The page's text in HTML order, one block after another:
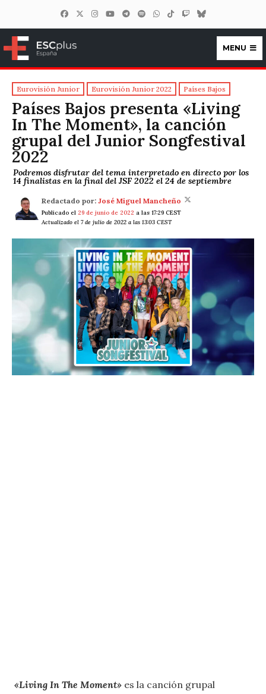
ESCplus España
MENU
Eurovisión Junior Eurovisión Junior 2022 Países Bajos
Países Bajos presenta «Living
In The Moment», la canción
grupal del Junior Songfestival
2022
Podremos disfrutar del tema interpretado en directo por los
14 finalistas en la final del JSF 2022 el 24 de septiembre
Redactado por: José Miguel Mancheño
Publicado el 29 de junio de 2022 a las 17:29 CEST
Actualizado el 7 de julio de 2022 a las 13:03 CEST
«Living In The Moment» es la canción grupal